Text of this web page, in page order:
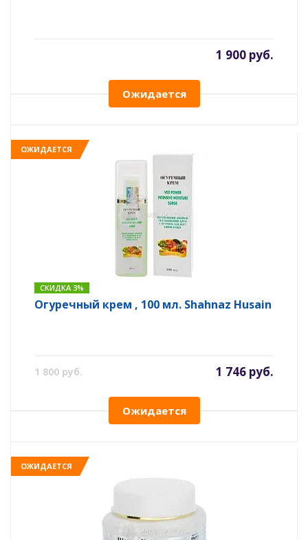
1 900 руб.
Ожидается
ОЖИДАЕТСЯ
СКИДКА 3%
Огуречный крем , 100 мл. Shahnaz Husain
1 800 руб. 1 746 руб.
Ожидается
ОЖИДАЕТСЯ